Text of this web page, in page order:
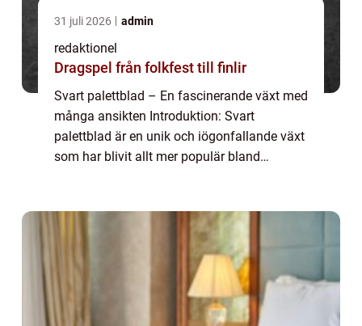
31 juli 2026 admin
redaktionel
Dragspel från folkfest till finlir
Svart palettblad – En fascinerande växt med
många ansikten Introduktion: Svart
palettblad är en unik och iögonfallande växt
som har blivit allt mer populär bland